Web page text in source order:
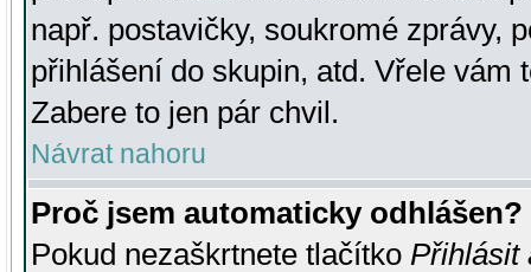
např. postavičky, soukromé zprávy,
přihlášení do skupin, atd. Vřele vám
Zabere to jen pár chvil.
Návrat nahoru
Proč jsem automaticky odhlášen?
Pokud nezaškrtnete tlačítko Přihlásit